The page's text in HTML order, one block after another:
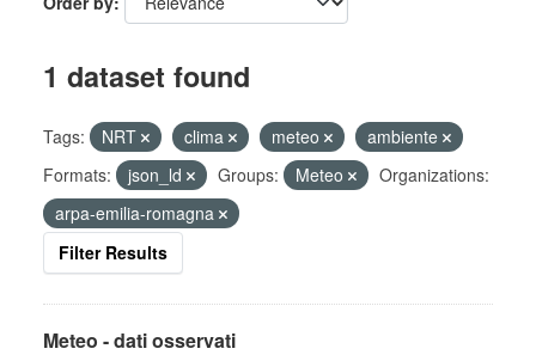
1 dataset found
Tags: NRT clima meteo
ambiente
Formats:
json_ld Groups: Meteo
Organizations:
arpa-emilia-romagna
Filter Results
Meteo - dati osservati